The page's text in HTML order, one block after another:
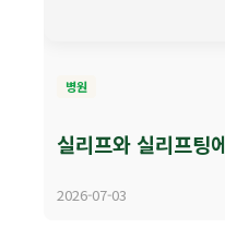
병원
실리프와 실리프팅
2026-07-03